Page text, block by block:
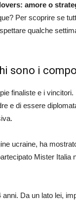
amore o
Per scoprire se
qualche
sono i
finaliste e i vincitori.
e di essere
ucraine, ha
Mister Italia
anni. Da un lato lei,